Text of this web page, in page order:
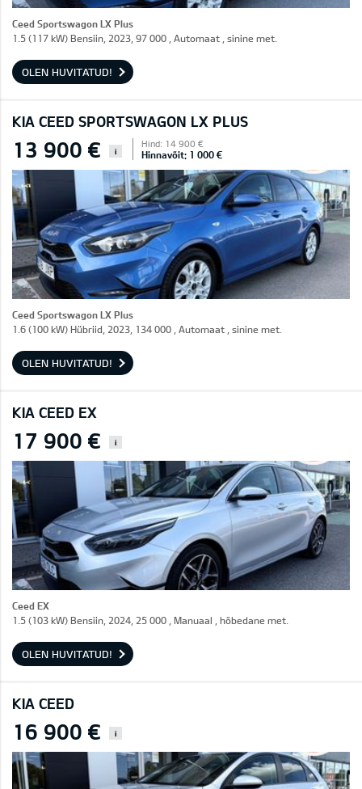
Ceed Sportswagon LX Plus
1.5 (117 kW) Bensiin, 2023, 97 000 , Automaat , sinine met.
OLEN HUVITATUD!
KIA CEED SPORTSWAGON LX PLUS
13 900 € i
Hind: 14 900 €
Hinnavõit: 1 000 €
Ceed Sportswagon LX Plus
1.6 (100 kW) Hübriid, 2023, 134 000 , Automaat , sinine met.
OLEN HUVITATUD!
KIA CEED EX
17 900 € i
Ceed EX
1.5 (103 kW) Bensiin, 2024, 25 000 , Manuaal , hõbedane met.
OLEN HUVITATUD!
KIA CEED
16 900 € i